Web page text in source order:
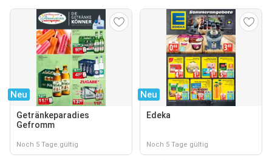
Neu
Getränkeparadies
Gefromm
Noch 5 Tage gültig
Neu
Edeka
Noch 5 Tage gültig